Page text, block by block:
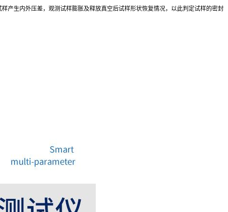
产生内外压差，观测试样膨胀及释放真空后试样形状恢复情况，以此判定试样的密封